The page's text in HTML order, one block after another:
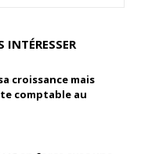
INTÉRESSER
croissance mais
comptable au